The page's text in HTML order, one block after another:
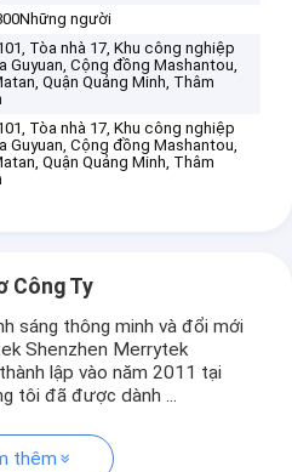
người
Tòa nhà 17, Khu công nghiệp
Guyuan, Cộng đồng Mashantou,
Quận Quảng Minh, Thâm
Tòa nhà 17, Khu công nghiệp
Guyuan, Cộng đồng Mashantou,
Quận Quảng Minh, Thâm
Công Ty
sáng thông minh và đổi mới
Shenzhen Merrytek
lập vào năm 2011 tại
tôi đã được dành ...
thêm